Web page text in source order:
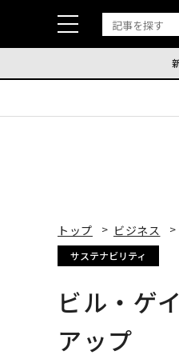
トップ ビジネス
サステナビリティ
ビル・ゲ
アップ